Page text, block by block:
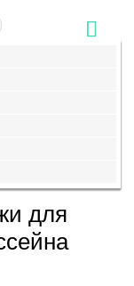
бассейнов
для